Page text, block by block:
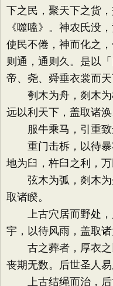
下之民，聚天下之货
《噬嗑》。神农氏没
使民不倦，神而化之
则通，通则久。是以
帝、尧、舜垂衣裳而
刳木为舟，剡木为
远以利天下，盖取诸涣
服牛乘马，引重致
重门击柝，以待暴
地为臼，杵臼之利，
弦木为弧，剡木为
取诸睽。
上古穴居而野处，
宇，以待风雨，盖取诸
古之葬者，厚衣之
丧期无数。后世圣人
上古结绳而治，后